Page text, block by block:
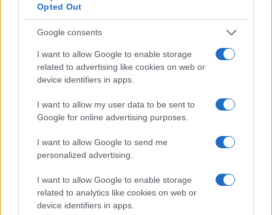
Opted Out
Google consents
I want to allow Google to enable storage
related to advertising like cookies on web or
device identifiers in apps.
I want to allow my user data to be sent to
Google for online advertising purposes.
I want to allow Google to send me
personalized advertising.
I want to allow Google to enable storage
related to analytics like cookies on web or
device identifiers in apps.
Πηγή, Thales
Τα στοιχεία που παρουσίασε η εταιρεία αποτυπώνουν το
μέγεθος της πρόκλησης. Σήμερα σχεδόν το 47% των